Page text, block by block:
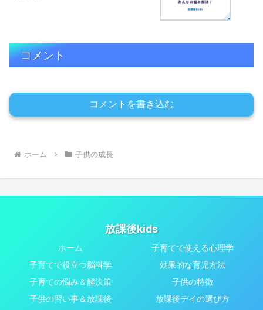
コメント
コメントを書き込む
ホーム 子供の成長
放課後kids
ホーム
子育てで使える心理学
子育てで役立つ脳科学
効果的な育児方法
子育ての悩み＆解決策
子供の特徴
子供の習い事＆放課後
放課後デイの選び方